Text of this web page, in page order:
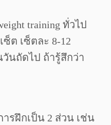
training ทั่วไป
ต เซ็ตละ 8-12
นถัดไป ถ้ารู้สึกว่า
รฝึกเป็น 2 ส่วน เช่น